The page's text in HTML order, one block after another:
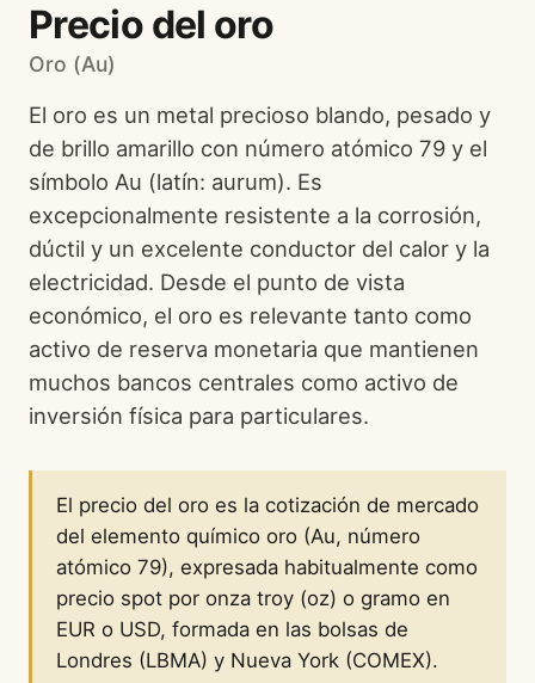
Precio del oro
Oro (Au)
El oro es un metal precioso blando, pesado y
de brillo amarillo con número atómico 79 y el
símbolo Au (latín: aurum). Es
excepcionalmente resistente a la corrosión,
dúctil y un excelente conductor del calor y la
electricidad. Desde el punto de vista
económico, el oro es relevante tanto como
activo de reserva monetaria que mantienen
muchos bancos centrales como activo de
inversión física para particulares.
El precio del oro es la cotización de mercado
del elemento químico oro (Au, número
atómico 79), expresada habitualmente como
precio spot por onza troy (oz) o gramo en
EUR o USD, formada en las bolsas de
Londres (LBMA) y Nueva York (COMEX).